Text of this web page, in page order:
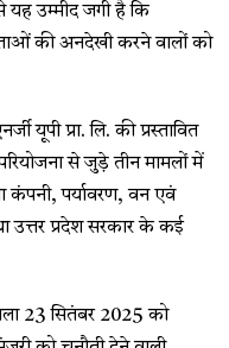
उम्मीद जगी है कि
की अनदेखी करने वालों को
यूपी प्रा. लि. की प्रस्तावित
से जुड़े तीन मामलों में
कंपनी, पर्यावरण, वन एवं
उत्तर प्रदेश सरकार के कई
23 सितंबर 2025 को